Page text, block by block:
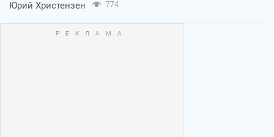
Юрий Христензен 774